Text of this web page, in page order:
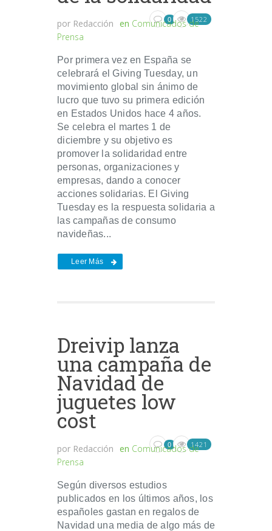
por Redacción en Comunicados de
Prensa
0 1522
Por primera vez en España se
celebrará el Giving Tuesday, un
movimiento global sin ánimo de
lucro que tuvo su primera edición
en Estados Unidos hace 4 años.
Se celebra el martes 1 de
diciembre y su objetivo es
promover la solidaridad entre
personas, organizaciones y
empresas, dando a conocer
acciones solidarias. El Giving
Tuesday es la respuesta solidaria a
las campañas de consumo
navideñas...
Leer Más
Dreivip lanza
una campaña de
Navidad de
juguetes low
cost
por Redacción en Comunicados de
Prensa
0 1421
Según diversos estudios
publicados en los últimos años, los
españoles gastan en regalos de
Navidad una media de algo más de